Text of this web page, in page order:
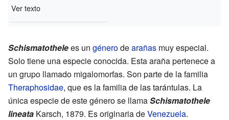
Ver texto
Schismatothelees un génerodearañas muy especial.
Solo tiene una especie conocida. Esta araña pertenece a
un grupo llamado migalomorfas. Son parte de la familia
Theraphosidae, que es la familia de las tarántulas. La
única especie de este género se llamaSchismatothele
lineata Karsch, 1879. Es originaria deVenezuela.